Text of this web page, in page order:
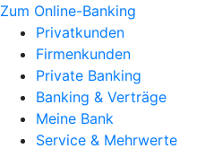
Zum Online-Banking
Privatkunden
Firmenkunden
Private Banking
Banking & Verträge
Meine Bank
Service & Mehrwerte